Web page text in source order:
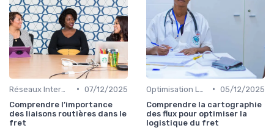
• 07/12/2025
Comprendre l’importance
des liaisons routières dans le
fret
• 05/12/2025
Comprendre la cartographie
des flux pour optimiser la
logistique du fret